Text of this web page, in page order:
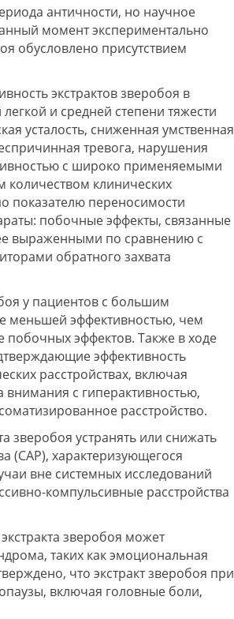
античности, но научное
момент экспериментально
обусловлено присутствием
экстрактов зверобоя в
и средней степени тяжести
усталость, сниженная умственная
тревога, нарушения
с широко применяемыми
количеством клинических
показателю переносимости
побочные эффекты, связанные
выраженными по сравнению с
обратного захвата
у пациентов с большим
меньшей эффективностью, чем
побочных эффектов. Также в ходе
эффективность
расстройствах, включая
с гиперактивностью,
расстройство.
зверобоя устранять или снижать
(САР), характеризующегося
вне системных исследований
компульсивные расстройства
зверобоя может
таких как эмоциональная
что экстракт зверобоя при
включая головные боли,